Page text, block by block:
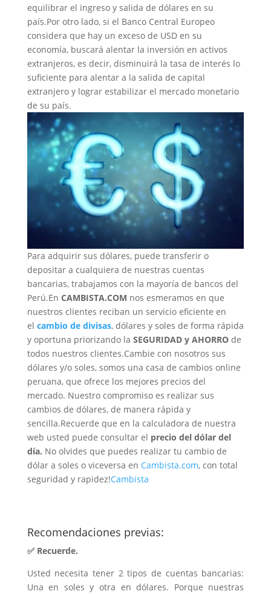
equilibrar el ingreso y salida de dólares en su
país.Por otro lado, si el Banco Central Europeo
considera que hay un exceso de USD en su
economía, buscará alentar la inversión en activos
extranjeros, es decir, disminuirá la tasa de interés lo
suficiente para alentar a la salida de capital
extranjero y lograr estabilizar el mercado monetario
de su país.
Para adquirir sus dólares, puede transferir o
depositar a cualquiera de nuestras cuentas
bancarias, trabajamos con la mayoría de bancos del
Perú.En CAMBISTA.COM nos esmeramos en que
nuestros clientes reciban un servicio eficiente en
el cambio de divisas, dólares y soles de forma rápida
y oportuna priorizando la SEGURIDAD y AHORROde
todos nuestros clientes.Cambie con nosotros sus
dólares y/o soles, somos una casa de cambios online
peruana, que ofrece los mejores precios del
mercado. Nuestro compromiso es realizar sus
cambios de dólares, de manera rápida y
sencilla.Recuerde que en la calculadora de nuestra
web usted puede consultar el precio del dólar del
día. No olvides que puedes realizar tu cambio de
dólar a soles o viceversa en Cambista.com, con total
seguridad y rapidez!Cambista
Recomendaciones previas:
✅ Recuerde.
Usted necesita tener 2 tipos de cuentas bancarias:
Una en soles y otra en dólares. Porque nuestras